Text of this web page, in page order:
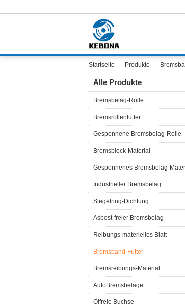
Startseite Produkte
Alle Produkte
Bremsbelag-Rolle
Bremsrollenfutter
Gesponnene Bremsbelag-Rolle
Bremsblock-Material
Gesponnenes Bremsbelag-
Industrieller Bremsbelag
Siegelring-Dichtung
Asbest-freier Bremsbelag
Reibungs-materielles Blatt
Bremsband-Futter
Bremsreibungs-Material
AutoBremsbeläge
Ölfreie Buchse